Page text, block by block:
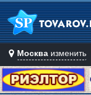
Москва изменить